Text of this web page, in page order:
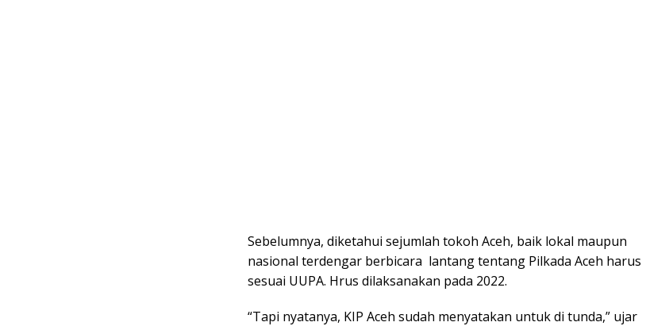
Sebelumnya, diketahui sejumlah tokoh Aceh, baik lokal maupun
nasional terdengar berbicara lantang tentang Pilkada Aceh harus
sesuai UUPA. Hrus dilaksanakan pada 2022.
“Tapi nyatanya, KIP Aceh sudah menyatakan untuk di tunda,” ujar